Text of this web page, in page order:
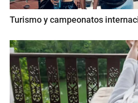
Turismo y campeonatos